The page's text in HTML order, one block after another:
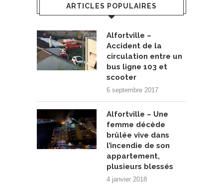
ARTICLES POPULAIRES
Alfortville –
Accident de la
circulation entre un
bus ligne 103 et
scooter
6 septembre 2017
Alfortville – Une
femme décède
brûlée vive dans
l’incendie de son
appartement,
plusieurs blessés
4 janvier 2018